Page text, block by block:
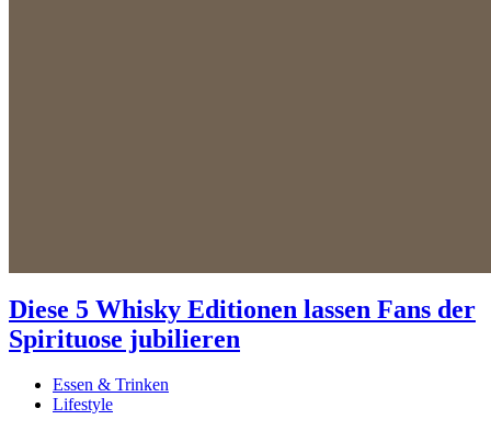
Diese 5 Whisky Editionen lassen Fans der
Spirituose jubilieren
Essen & Trinken
Lifestyle